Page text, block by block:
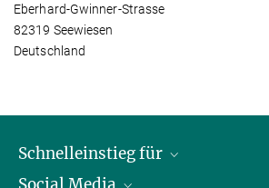
Eberhard-Gwinner-Strasse
82319 Seewiesen
Deutschland
Schnelleinstieg für